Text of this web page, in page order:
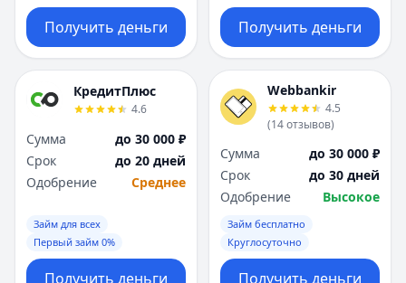
Получить деньги Получить деньги
КредитПлюс
4.6
Сумма
до 30 000 ₽
Срок
до 20 дней
Одобрение
Среднее
Займ для всех
Первый займ 0%
Получить деньги
Webbankir
4.5
(14отзывов)
Сумма
до 30 000 ₽
Срок
до 30 дней
Одобрение
Высокое
Займ бесплатно
Круглосуточно
Получить деньги